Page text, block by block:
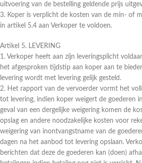
uitvoering van de bestelling geldende prijs
3. Koper is verplicht de kosten van de min- of
in artikel 5.4 aan Verkoper te voldoen.
Artikel 5. LEVERING
1. Verkoper heeft aan zijn leveringsplicht
het afgesproken tijdstip aan koper aan te
levering wordt met levering gelijk gesteld.
2. Het rapport van de vervoerder vormt het
tot levering, indien koper weigert de goederen
geval van een dergelijke weigering komen de
opslag en andere noodzakelijke kosten voor
weigering van inontvangstname van de
dagen na het aanbod tot levering opslaan.
berichten dat deze de goederen kan (doen)